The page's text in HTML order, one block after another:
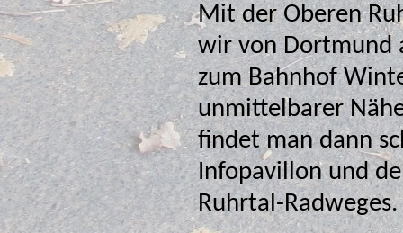
Mit der Oberen
wir von Dortmund
zum Bahnhof Winterberg. In
unmittelbarer
findet man dann
Infopavillon und den Startpunkt des
Ruhrtal-Radweges.